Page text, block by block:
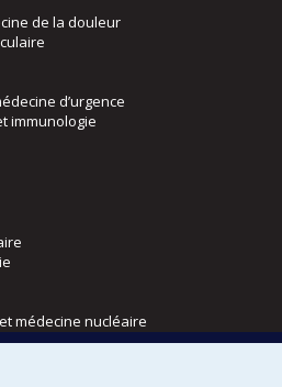
de la douleur
d’urgence
immunologie
médecine nucléaire